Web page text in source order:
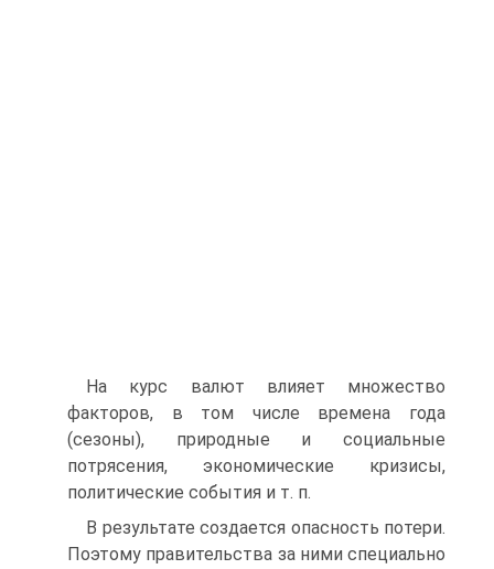
На курс валют влияет множество
факторов, в том числе времена года
(сезоны), природные и социальные
потрясения, экономические кризисы,
политические события и т. п.
В результате создается опасность потери.
Поэтому правительства за ними специально